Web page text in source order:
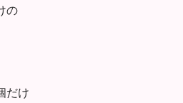
の
だけ